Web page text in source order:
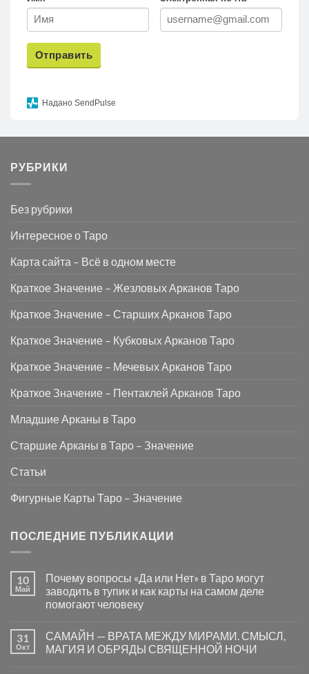
Отправить
Надано SendPulse
РУБРИКИ
Без рубрики
Интересное о Таро
Карта сайта – Всё в одном месте
Краткое Значение – Жезловых Арканов Таро
Краткое Значение – Старших Арканов Таро
Краткое Значение – Кубковых Арканов Таро
Краткое Значение – Мечевых Арканов Таро
Краткое Значение – Пентаклей Арканов Таро
Младшие Арканы в Таро
Старшие Арканы в Таро – Значение
Статьи
Фигурные Карты Таро – Значение
ПОСЛЕДНИЕ ПУБЛИКАЦИИ
10
Май
Почему вопросы «Да или Нет» в Таро могут
заводить в тупик и как карты на самом деле
помогают человеку
записи
Почему
вопросы
31
Окт
САМАЙН — ВРАТА МЕЖДУ МИРАМИ. СМЫСЛ,
МАГИЯ И ОБРЯДЫ СВЯЩЕННОЙ НОЧИ